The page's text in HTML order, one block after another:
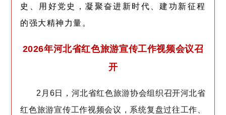
史、用好党史，凝聚奋进新时代、建功新征程
的强大精神力量。
2026年河北省红色旅游宣传工作视频会议召
开
2月6日，河北省红色旅游协会组织召开河北省
红色旅游宣传工作视频会议，系统复盘过往工作、